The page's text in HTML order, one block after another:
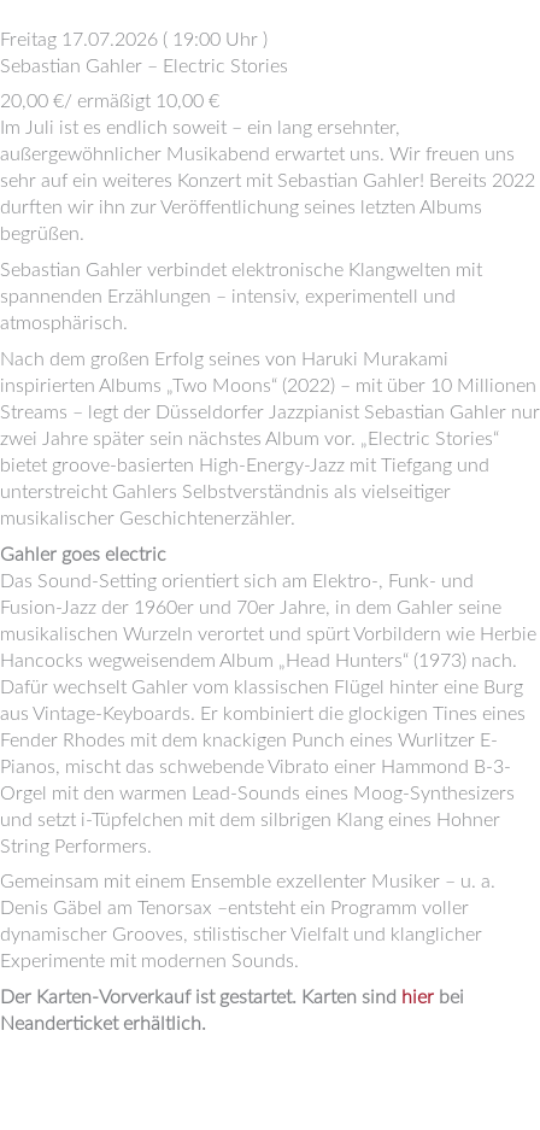
Freitag 17.07.2026 ( 19:00 Uhr )
Sebastian Gahler – Electric Stories
20,00 €/ ermäßigt 10,00 €
Im Juli ist es endlich soweit – ein lang ersehnter,
außergewöhnlicher Musikabend erwartet uns. Wir freuen uns
sehr auf ein weiteres Konzert mit Sebastian Gahler! Bereits 2022
durften wir ihn zur Veröffentlichung seines letzten Albums
begrüßen.
Sebastian Gahler verbindet elektronische Klangwelten mit
spannenden Erzählungen – intensiv, experimentell und
atmosphärisch.
Nach dem großen Erfolg seines von Haruki Murakami
inspirierten Albums „Two Moons“ (2022) – mit über 10 Millionen
Streams – legt der Düsseldorfer Jazzpianist Sebastian Gahler nur
zwei Jahre später sein nächstes Album vor. „Electric Stories“
bietet groove-basierten High-Energy-Jazz mit Tiefgang und
unterstreicht Gahlers Selbstverständnis als vielseitiger
musikalischer Geschichtenerzähler.
Gahler goes electric
Das Sound-Setting orientiert sich am Elektro-, Funk- und
Fusion-Jazz der 1960er und 70er Jahre, in dem Gahler seine
musikalischen Wurzeln verortet und spürt Vorbildern wie Herbie
Hancocks wegweisendem Album „Head Hunters“ (1973) nach.
Dafür wechselt Gahler vom klassischen Flügel hinter eine Burg
aus Vintage-Keyboards. Er kombiniert die glockigen Tines eines
Fender Rhodes mit dem knackigen Punch eines Wurlitzer E-
Pianos, mischt das schwebende Vibrato einer Hammond B-3-
Orgel mit den warmen Lead-Sounds eines Moog-Synthesizers
und setzt i-Tüpfelchen mit dem silbrigen Klang eines Hohner
String Performers.
Gemeinsam mit einem Ensemble exzellenter Musiker – u. a.
Denis Gäbel am Tenorsax –entsteht ein Programm voller
dynamischer Grooves, stilistischer Vielfalt und klanglicher
Experimente mit modernen Sounds.
Der Karten-Vorverkauf ist gestartet. Karten sind hier bei
Neanderticket erhältlich.